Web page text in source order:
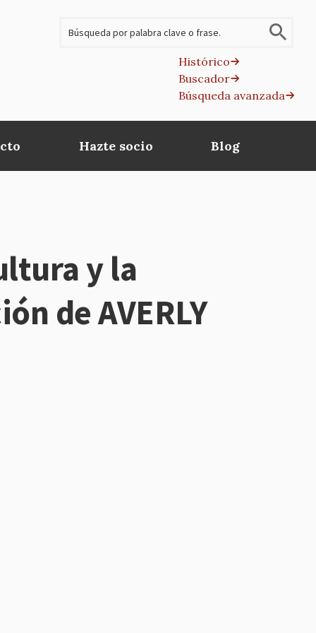
Histórico
Buscador
Búsqueda avanzada
Hazte socio Blog
y la
de AVERLY